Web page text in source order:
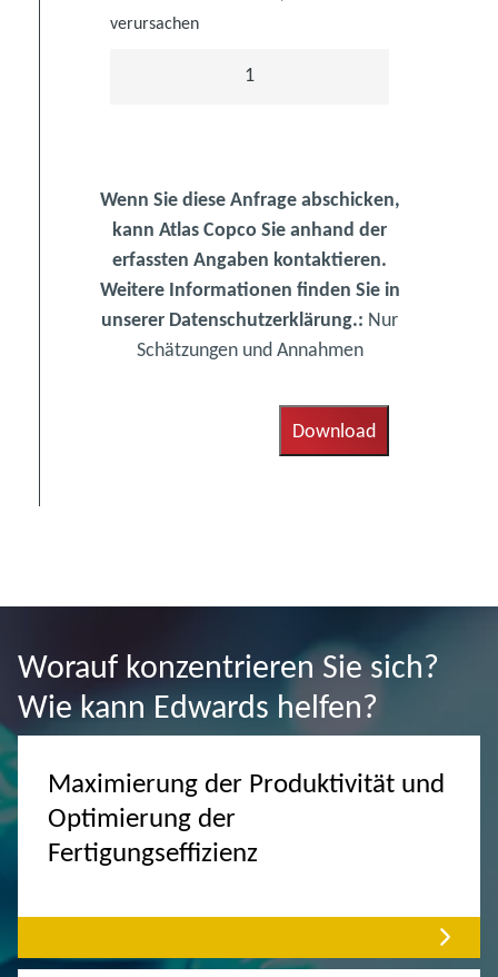
verursachen
1
Wenn Sie diese Anfrage abschicken,
kann Atlas Copco Sie anhand der
erfassten Angaben kontaktieren.
Weitere Informationen finden Sie in
unserer Datenschutzerklärung.: Nur
Schätzungen und Annahmen
Download
Worauf konzentrieren Sie sich?
Wie kann Edwards helfen?
Maximierung der Produktivität und
Optimierung der
Fertigungseffizienz